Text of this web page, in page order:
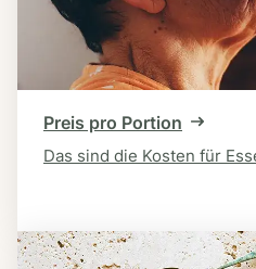
Preis pro Portion
Das sind die Kosten für